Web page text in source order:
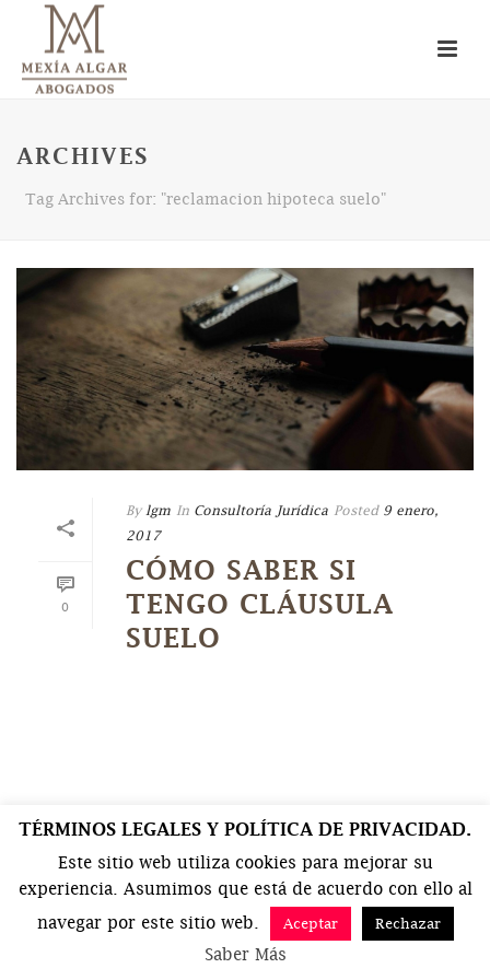
ARCHIVES
Tag Archives for: "reclamacion hipoteca suelo"
0
By lgm In Consultoría Jurídica Posted 9 enero,
2017
CÓMO SABER SI
TENGO CLÁUSULA
SUELO
TÉRMINOS LEGALES Y POLÍTICA DE PRIVACIDAD.
Este sitio web utiliza cookies para mejorar su
experiencia. Asumimos que está de acuerdo con ello al
navegar por este sitio web.
Aceptar Rechazar
Saber Más